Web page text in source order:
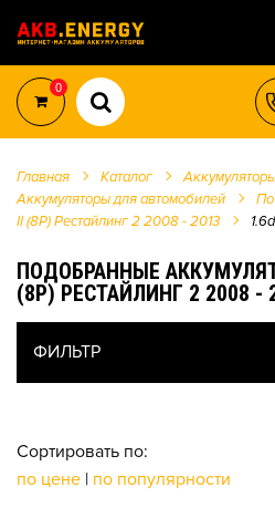
0
Главная Каталог
Аккумуляторы для автомобилей
II (8P) Рестайлинг 2 2008 - 2013
ПОДОБРАННЫЕ
(8P) РЕСТАЙЛИНГ 2 2008 -
ФИЛЬТР
Сортировать по:
по цене | по популярности